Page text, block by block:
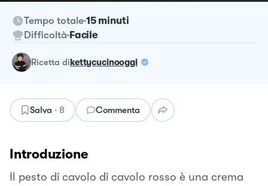
Tempo totale 15 minuti
Difficoltà Facile
ricetta dikettycucinooggi
Salva · 8 Commenta
Introduzione
Il pesto di cavolo di cavolo rosso è una crema